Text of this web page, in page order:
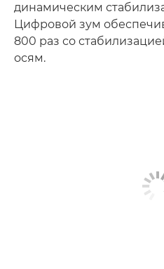
динамическим
Цифровой зум
800 раз со
осям.